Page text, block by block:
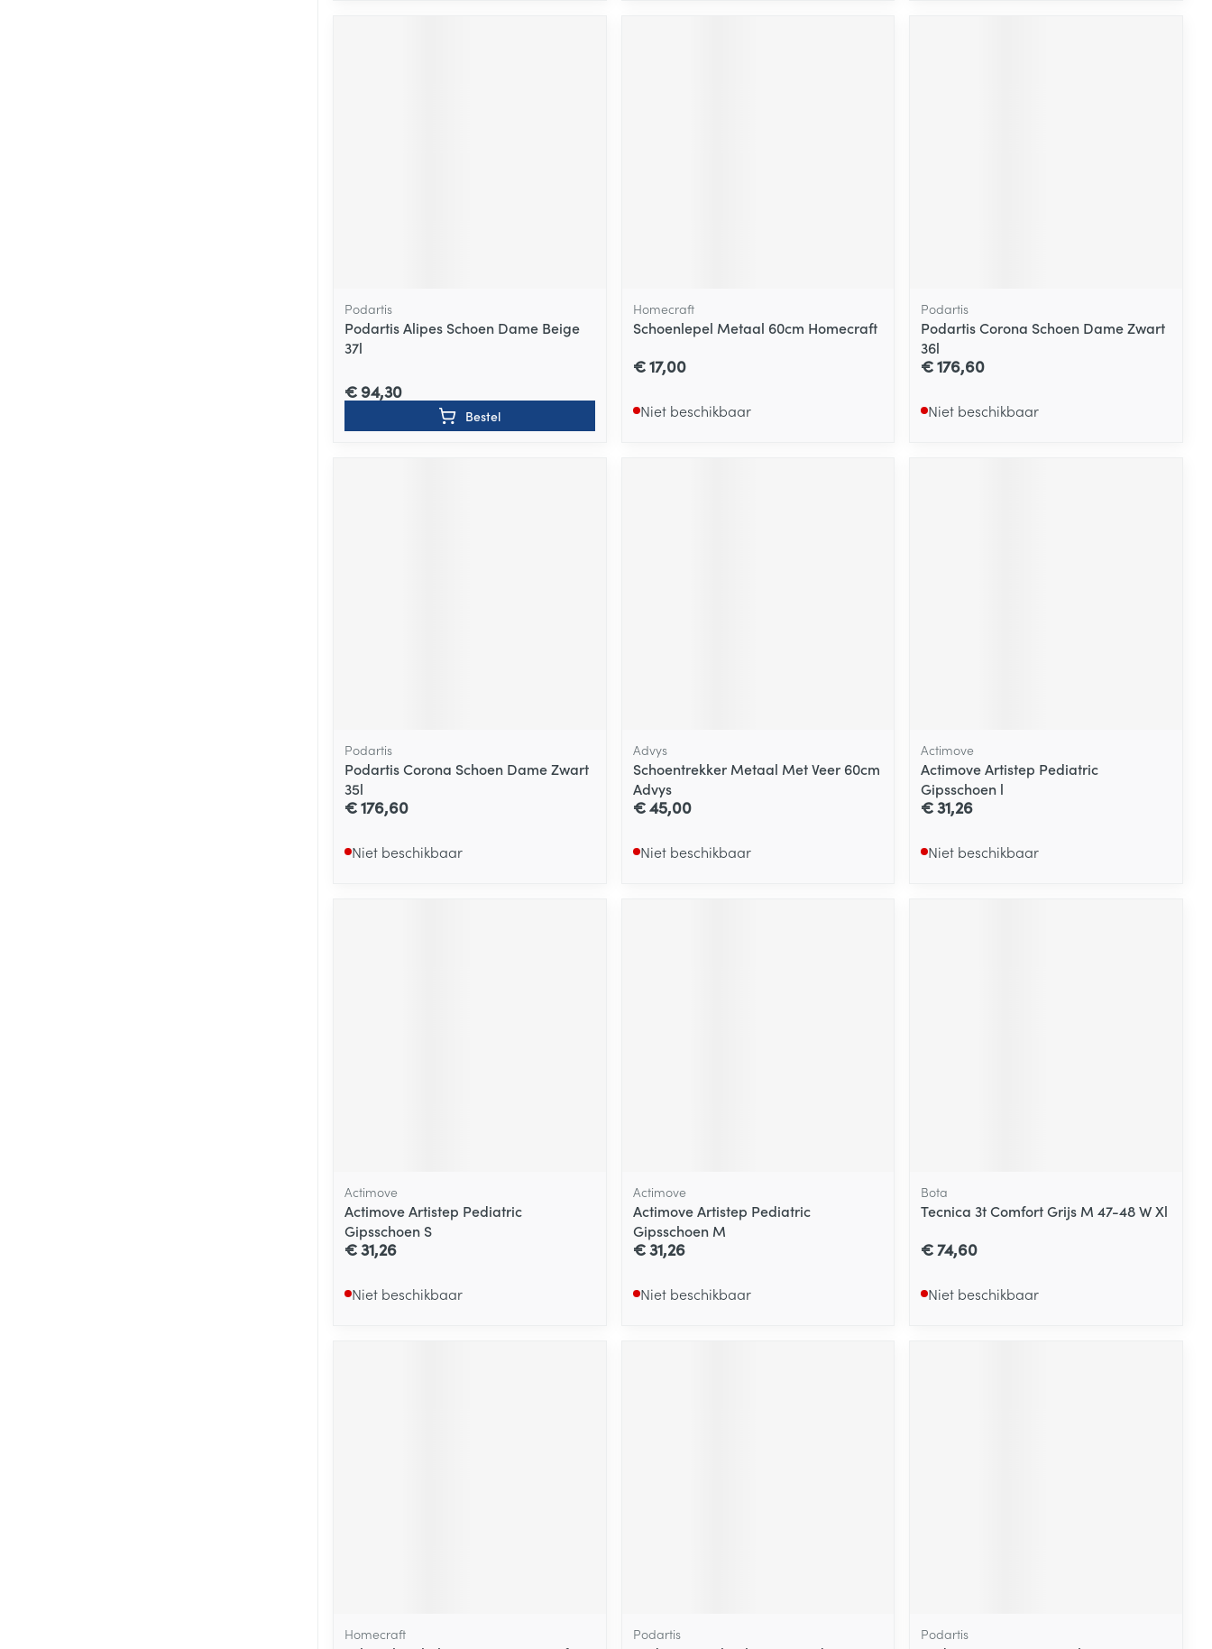
Podartis
Podartis Alipes Schoen Dame Beige
37l
€ 94,30
Bestel
Homecraft
Schoenlepel Metaal 60cm Homecraft
€ 17,00
Niet beschikbaar
Podartis
Podartis Corona Schoen Dame Zwart
36l
€ 176,60
Niet beschikbaar
Podartis
Podartis Corona Schoen Dame Zwart
35l
€ 176,60
Niet beschikbaar
Advys
Schoentrekker Metaal Met Veer 60cm
Advys
€ 45,00
Niet beschikbaar
Actimove
Actimove Artistep Pediatric
Gipsschoen l
€ 31,26
Niet beschikbaar
Actimove
Actimove Artistep Pediatric
Gipsschoen S
€ 31,26
Niet beschikbaar
Actimove
Actimove Artistep Pediatric
Gipsschoen M
€ 31,26
Niet beschikbaar
Bota
Tecnica 3t Comfort Grijs M 47-48 W Xl
€ 74,60
Niet beschikbaar
Homecraft Podartis Podartis